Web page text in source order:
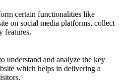
certain functionalities like
on social media platforms, collect
features.
understand and analyze the key
which helps in delivering a